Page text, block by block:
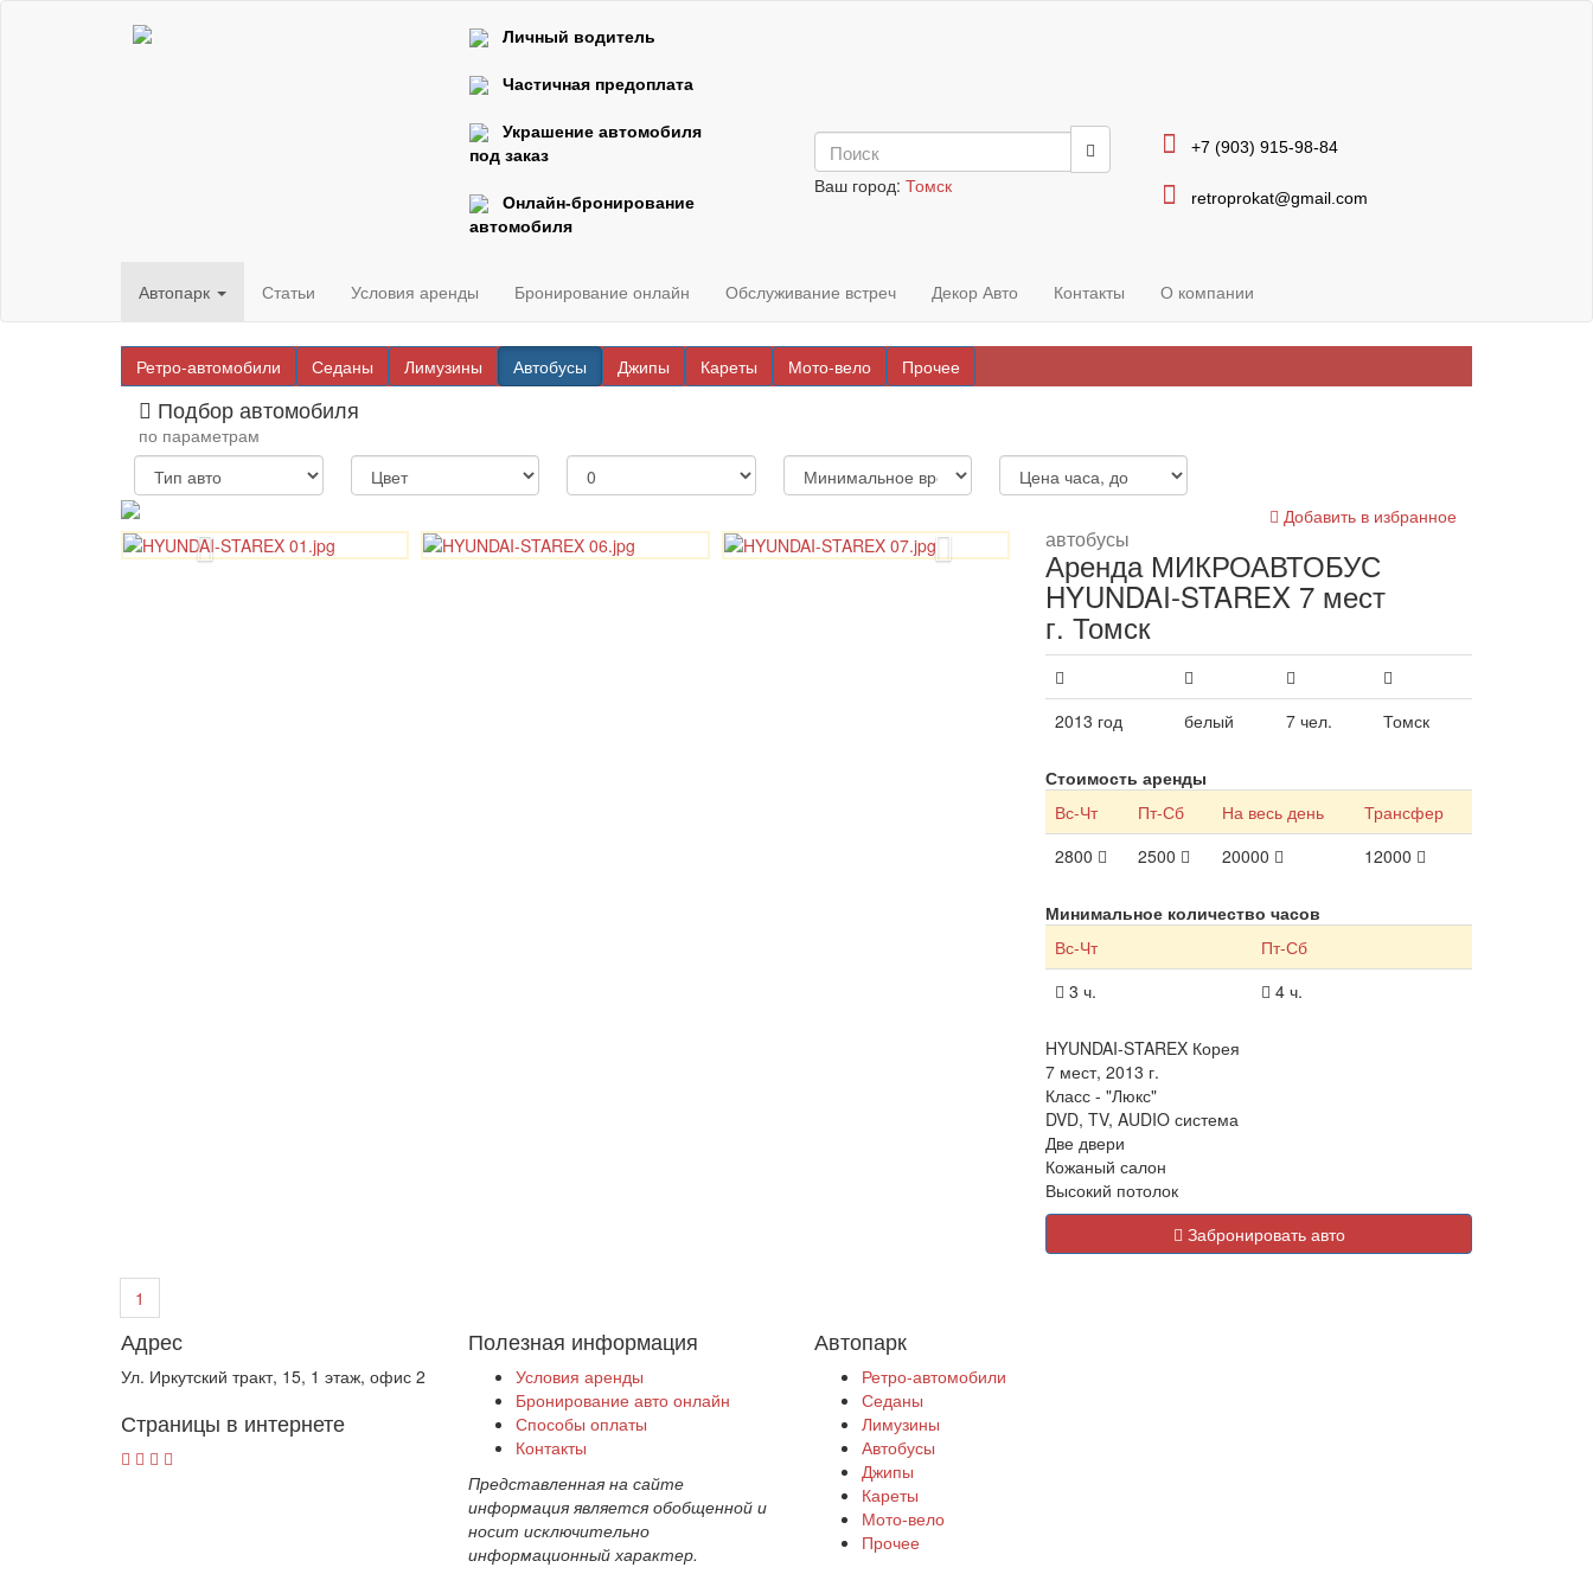
Личный водитель
Частичная предоплата
Украшение автомобиля
под заказ
Онлайн-бронирование
автомобиля
Ваш город: Томск
+7 (903) 915-98-84
retroprokat@gmail.com
Автопарк Статьи Условия аренды Бронирование онлайн Обслуживание встреч Декор Авто Контакты О компании
Ретро-автомобили Седаны Лимузины Автобусы Джипы Кареты Мото-вело Прочее
Подбор автомобиля
по параметрам
Добавить в избранное
автобусы
Аренда МИКРОАВТОБУС
HYUNDAI-STAREX 7 мест
г. Томск
2013 год белый 7 чел. Томск
Стоимость аренды
Вс-Чт
Пт-Сб На весь день
Трансфер
2800
2500 20000 12000
Минимальное количество часов
Вс-Чт
Пт-Сб
3 ч.
4 ч.
HYUNDAI-STAREX Корея
7 мест, 2013 г.
Класс - "Люкс"
DVD, TV, AUDIO система
Две двери
Кожаный салон
Высокий потолок
Забронировать авто
1
Адрес
Ул. Иркутский тракт, 15, 1 этаж, офис 2
Страницы в интернете
Полезная информация
Условия аренды
Бронирование авто онлайн
Способы оплаты
Контакты
Представленная на сайте
информация является обобщенной и
носит исключительно
информационный характер.
Автопарк
Ретро-автомобили
Седаны
Лимузины
Автобусы
Джипы
Кареты
Мото-вело
Прочее